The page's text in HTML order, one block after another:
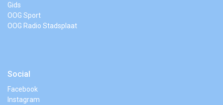
Gids
OOG Sport
OOG Radio Stadsplaat
Social
Facebook
Instagram